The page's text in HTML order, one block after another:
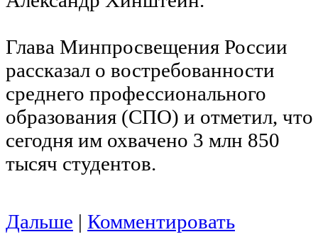
Глава Минпросвещения России
рассказал о востребованности
среднего профессионального
образования (СПО) и отметил, что
сегодня им охвачено 3 млн 850
тысяч студентов.
Дальше | Комментировать